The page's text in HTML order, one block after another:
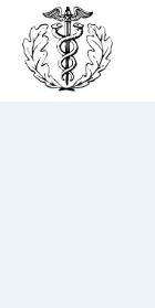
sisältöön